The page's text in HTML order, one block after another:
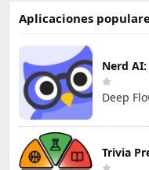
Aplicaciones
Nerd
Deep
Trivia